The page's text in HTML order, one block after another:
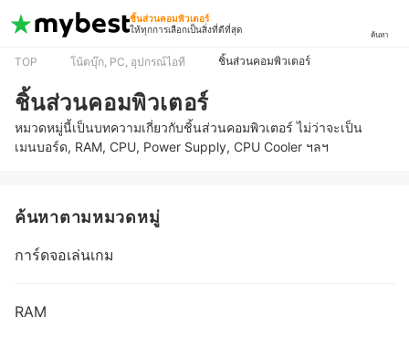
ชิ้นส่วนคอมพิวเตอร์
ให้ทุกการเลือกเป็นสิ่งที่ดีที่สุด
ค้นหา
TOP โน้ตบุ๊ก, PC, อุปกรณ์ไอที ชิ้นส่วนคอมพิวเตอร์
ชิ้นส่วนคอมพิวเตอร์
หมวดหมู่นี้เป็นบทความเกี่ยวกับชิ้นส่วนคอมพิวเตอร์ ไม่ว่าจะเป็น
เมนบอร์ด, RAM, CPU, Power Supply, CPU Cooler ฯลฯ
ค้นหาตามหมวดหมู่
การ์ดจอเล่นเกม
RAM